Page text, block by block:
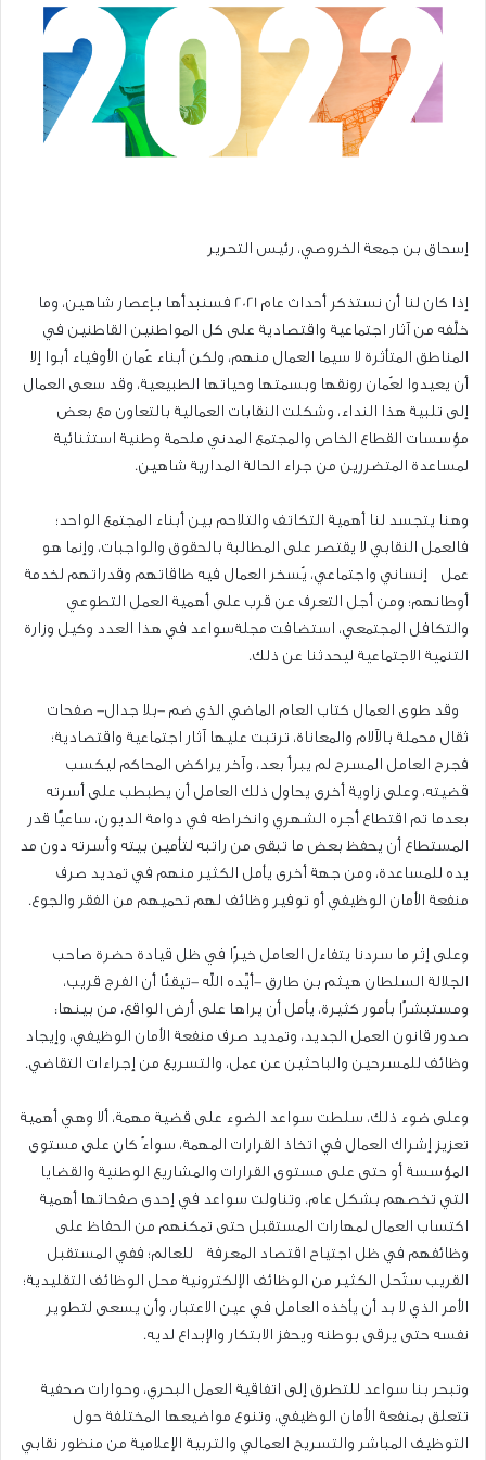
إسحاق بن جمعة الخروصي، رئيس التحرير
إذا كان لنا أن نستذكر أحداث عام 2021 فسنبدأها بـإعصار شاهين، وما
خلّفه من آثار اجتماعية واقتصادية على كل المواطنين القاطنين في
المناطق المتأثرة لا سيما العمال منهم، ولكن أبناء عُمان الأوفياء أبوا إلا
أن يعيدوا لعُمان رونقها وبسمتها وحياتها الطبيعية، وقد سعى العمال
إلى تلبية هذا النداء، وشكلت النقابات العمالية بالتعاون مع بعض
مؤسسات القطاع الخاص والمجتمع المدني ملحمة وطنية استثنائية
لمساعدة المتضررين من جراء الحالة المدارية شاهين.
وهنا يتجسد لنا أهمية التكاتف والتلاحم بين أبناء المجتمع الواحد؛
فالعمل النقابي لا يقتصر على المطالبة بالحقوق والواجبات، وإنما هو
عمل إنساني واجتماعي، يُسخر العمال فيه طاقاتهم وقدراتهم لخدمة
أوطانهم؛ ومن أجل التعرف عن قرب على أهمية العمل التطوعي
والتكافل المجتمعي، استضافت مجلةسواعد في هذا العدد وكيل وزارة
التنمية الاجتماعية ليحدثنا عن ذلك.
وقد طوى العمال كتاب العام الماضي الذي ضم -بلا جدال- صفحات
ثقال محملة بالآلام والمعاناة، ترتبت عليها آثار اجتماعية واقتصادية؛
فجرح العامل المسرح لم يبرأ بعد، وآخر يراكض المحاكم ليكسب
قضيته، وعلى زاوية أخرى يحاول ذلك العامل أن يطبطب على أسرته
بعدما تم اقتطاع أجره الشهري وانخراطه في دوامة الديون، ساعيًّا قدر
المستطاع أن يحفظ بعض ما تبقى من راتبه لتأمين بيته وأسرته دون مد
يده للمساعدة، ومن جهة أخرى يأمل الكثير منهم في تمديد صرف
منفعة الأمان الوظيفي أو توفير وظائف لهم تحميهم من الفقر والجوع.
وعلى إثر ما سردنا يتفاءل العامل خيرًا في ظل قيادة حضرة صاحب
الجلالة السلطان هيثم بن طارق -أيّده الله -تيقنًا أن الفرج قريب،
ومستبشرًا بأمور كثيرة، يأمل أن يراها على أرض الواقع، من بينها:
صدور قانون العمل الجديد، وتمديد صرف منفعة الأمان الوظيفي، وإيجاد
وظائف للمسرحين والباحثين عن عمل، والتسريع من إجراءات التقاضي.
وعلى ضوء ذلك، سلطت سواعد الضوء على قضية مهمة، ألا وهي أهمية
تعزيز إشراك العمال في اتخاذ القرارات المهمة، سواءً كان على مستوى
المؤسسة أو حتى على مستوى القرارات والمشاريع الوطنية والقضايا
التي تخصهم بشكل عام. وتناولت سواعد في إحدى صفحاتها أهمية
اكتساب العمال لمهارات المستقبل حتى تمكنهم من الحفاظ على
وظائفهم في ظل اجتياح اقتصاد المعرفة للعالم؛ ففي المستقبل
القريب ستُحل الكثير من الوظائف الإلكترونية محل الوظائف التقليدية؛
الأمر الذي لا بد أن يأخذه العامل في عين الاعتبار، وأن يسعى لتطوير
نفسه حتى يرقى بوطنه ويحفز الابتكار والإبداع لديه.
وتبحر بنا سواعد للتطرق إلى اتفاقية العمل البحري، وحوارات صحفية
تتعلق بمنفعة الأمان الوظيفي، وتنوع مواضيعها المختلفة حول
التوظيف المباشر والتسريح العمالي والتربية الإعلامية من منظور نقابي